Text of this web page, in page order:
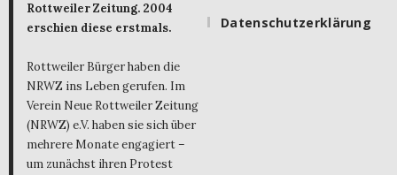
Rottweiler Zeitung. 2004
erschien diese erstmals.
Rottweiler Bürger haben die
NRWZ ins Leben gerufen. Im
Verein Neue Rottweiler Zeitung
(NRWZ) e.V. haben sie sich über
mehrere Monate engagiert –
um zunächst ihren Protest
Datenschutzerklärung